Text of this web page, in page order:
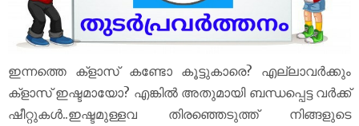
ഇന്നത്തെ ക്‌ളാസ് കണ്ടോ കൂട്ടുകാരെ? എല്ലാവർക്കും
ക്‌ളാസ് ഇഷ്ടമായോ? എങ്കിൽ അതുമായി ബന്ധപ്പെട്ട വർക്ക്
ഷീറ്റുകൾ..ഇഷ്ടമുള്ളവ തിരഞ്ഞെടുത്ത് നിങ്ങളുടെ